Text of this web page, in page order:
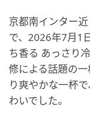
京都南インター
で、2026年7月1
ち香る あっさり
修による話題の
り爽やかな一杯
わいでした。